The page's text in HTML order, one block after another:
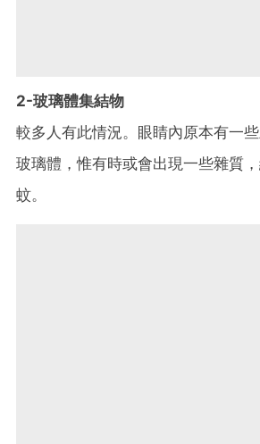
2-玻璃體集結物
較多人有此情況。眼睛內原本有一
玻璃體，惟有時或會出現一些雜質
蚊。